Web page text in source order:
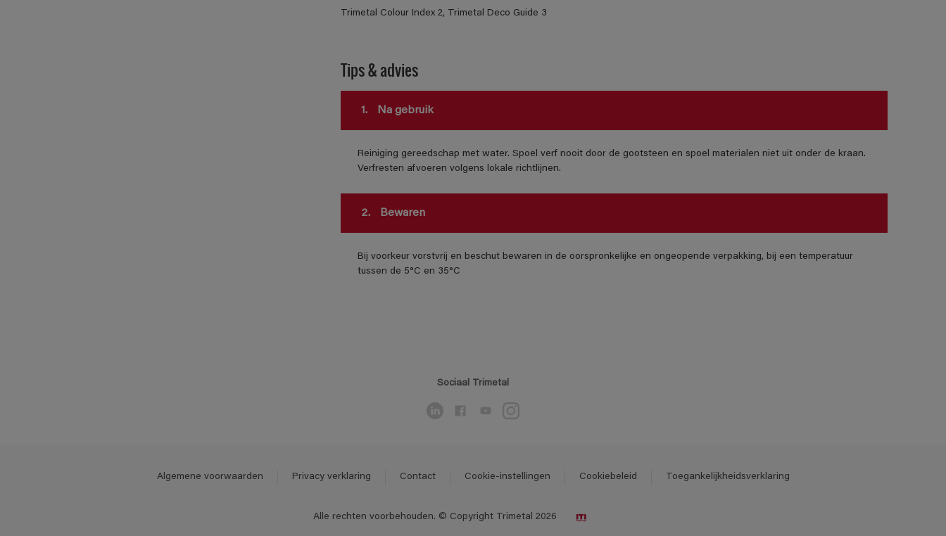
Trimetal Colour Index 2, Trimetal Deco Guide 3
Tips & advies
1. Na gebruik
Reiniging gereedschap met water. Spoel verf nooit door de gootsteen en spoel materialen niet uit onder de kraan.
Verfresten afvoeren volgens lokale richtlijnen.
2. Bewaren
Bij voorkeur vorstvrij en beschut bewaren in de oorspronkelijke en ongeopende verpakking, bij een temperatuur
tussen de 5°C en 35°C
Sociaal Trimetal
Algemene voorwaarden Privacy verklaring Contact Cookie-instellingen Cookiebeleid Toegankelijkheidsverklaring
Alle rechten voorbehouden. © Copyright Trimetal 2026